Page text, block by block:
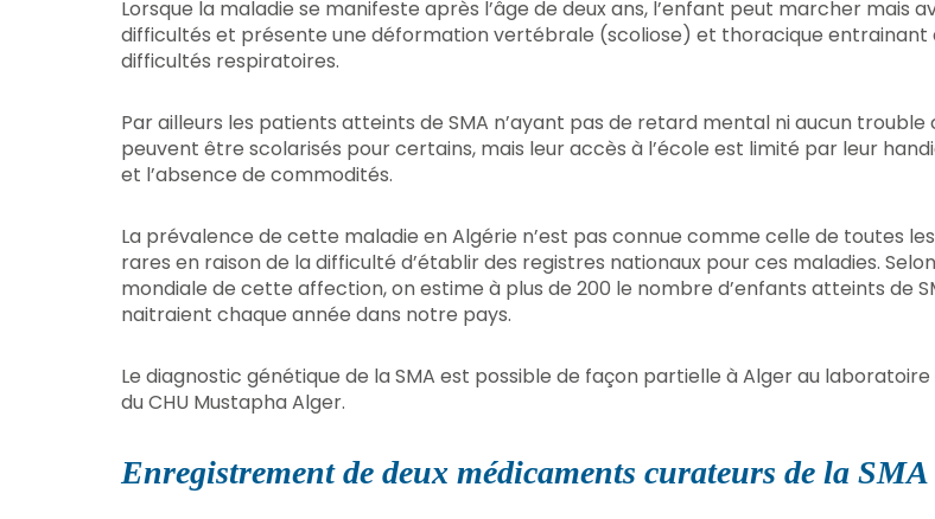
Lorsque la maladie se manifeste après l’âge de deux ans, l’enfant peut marcher mais
difficultés et présente une déformation vertébrale (scoliose) et thoracique entrainant
difficultés respiratoires.
Par ailleurs les patients atteints de SMA n’ayant pas de retard mental ni aucun trouble
peuvent être scolarisés pour certains, mais leur accès à l’école est limité par leur
et l’absence de commodités.
La prévalence de cette maladie en Algérie n’est pas connue comme celle de toutes
rares en raison de la difficulté d’établir des registres nationaux pour ces maladies.
mondiale de cette affection, on estime à plus de 200 le nombre d’enfants atteints de
naitraient chaque année dans notre pays.
Le diagnostic génétique de la SMA est possible de façon partielle à Alger au
du CHU Mustapha Alger.
Enregistrement de deux médicaments curateurs de la SMA